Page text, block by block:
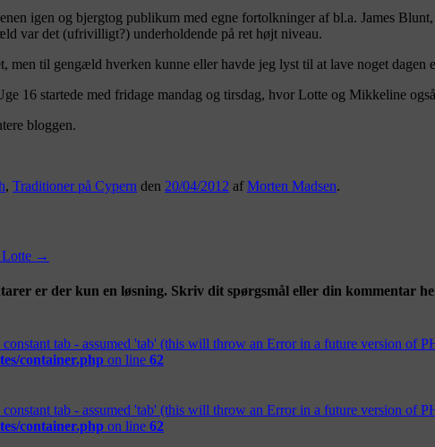
igen og bjergtog publikum med egne fortolkninger af bl.a. James
var det (ufrivilligt?) underholdende på ret højt niveau.
men til gengæld hverken kunne eller havde jeg lyst til at lave noget
16 startede med fridage mandag og tirsdag, hvor Lotte og Mikkeline
bloggen.
, Traditioner på Cypern den 20/04/2012 af Morten Madsen.
→
er der kun en løsning. Skriv dit spørgsmål eller din kommentar
tab - assumed 'tab' (this will throw an Error in a future version of
container.php on line 62
tab - assumed 'tab' (this will throw an Error in a future version of
container.php on line 62